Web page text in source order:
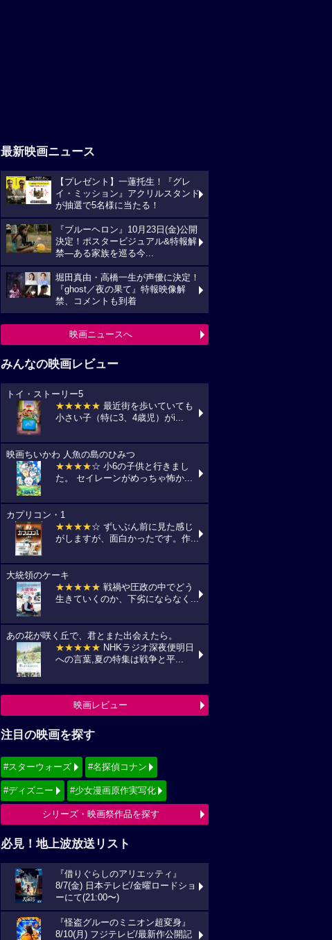
最新映画ニュース
【プレゼント】一蓮托生！『グレ
イ・ミッション』アクリルスタンド
が抽選で5名様に当たる！
『ブルーヘロン』10月23日(金)公開
決定！ポスタービジュアル&特報解
禁―ある家族を巡る今...
堀田真由・高橋一生が声優に決定！
『ghost／夜の果て』特報映像解
禁、コメントも到着
映画ニュースへ
みんなの映画レビュー
トイ・ストーリー5
★★★★★ 最近街を歩いていても
小さい子（特に3、4歳児）がi...
映画ちいかわ 人魚の島のひみつ
★★★★☆ 小6の子供と行きまし
た。 セイレーンがめっちゃ怖か...
カプリコン・1
★★★★☆ ずいぶん前に見た感じ
がしますが、面白かったです。作...
大統領のケーキ
★★★★★ 戦禍や圧政の中でどう
生きていくのか、下劣にならなく...
あの花が咲く丘で、君とまた出会えたら。
★★★★★ NHKラジオ深夜便明日
への言葉,夏の特集は戦争と平...
映画レビュー
注目の映画を探す
#スターウォーズ #名探偵コナン
#ディズニー #少女漫画原作実写化
シリーズ・映画祭作品を探す
必見！地上波放送リスト
『借りぐらしのアリエッティ』
8/7(金) 日本テレビ/金曜ロードショ
ーにて(21:00〜)
『怪盗グルーのミニオン超変身』
8/10(月) フジテレビ/最新作公開記